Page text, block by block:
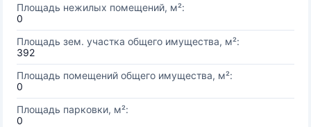
Площадь нежилых помещений, м²:
0
Площадь зем. участка общего имущества, м²:
392
Площадь помещений общего имущества, м²:
0
Площадь парковки, м²:
0